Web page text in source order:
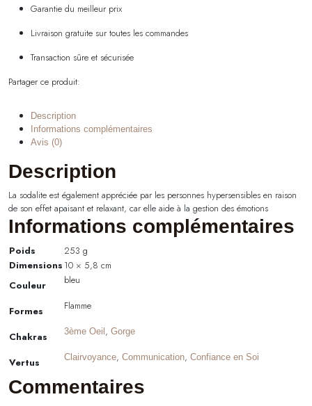
Garantie du meilleur prix
Livraison gratuite sur toutes les commandes
Transaction sûre et sécurisée
Partager ce produit:
Description
Informations complémentaires
Avis (0)
Description
La sodalite est également appréciée par les personnes hypersensibles en raison
de son effet apaisant et relaxant, car elle aide à la gestion des émotions
Informations complémentaires
Poids
253 g
Dimensions 10 × 5,8 cm
Couleur
bleu
Formes Flamme
Chakras 3ème Oeil, Gorge
Vertus Clairvoyance, Communication, Confiance en Soi
Commentaires